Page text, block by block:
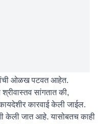
ओळख पटवत आहेत.
सांगतात की,
कारवाई केली जाईल.
केली जात आहे. यासोबतच काही